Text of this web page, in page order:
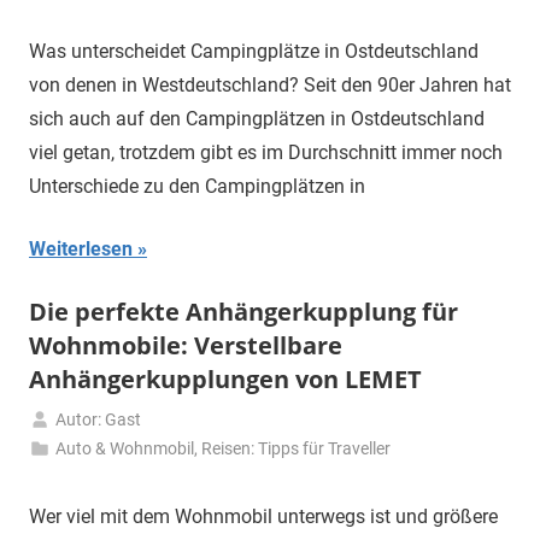
Was unterscheidet Campingplätze in Ostdeutschland
von denen in Westdeutschland? Seit den 90er Jahren hat
sich auch auf den Campingplätzen in Ostdeutschland
viel getan, trotzdem gibt es im Durchschnitt immer noch
Unterschiede zu den Campingplätzen in
Weiterlesen
Die perfekte Anhängerkupplung für
Wohnmobile: Verstellbare
Anhängerkupplungen von LEMET
17.
2024
Autor: Gast
Auto & Wohnmobil , Reisen: Tipps für Traveller
Wer viel mit dem Wohnmobil unterwegs ist und größere